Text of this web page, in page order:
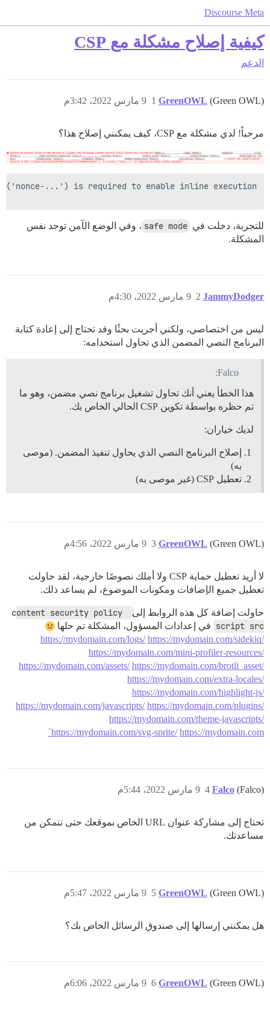
Discourse Meta
كيفية إصلاح مشكلة مع CSP
الدعم
GreenOWL (Green OWL) 9 مارس 2022، 3:42م 1
مرحباً! لدي مشكلة مع CSP، كيف يمكنني إصلاح هذا؟
للتجربة، دخلت في safe mode ، وفي الوضع الآمن توجد نفس
المشكلة.
JammyDodger 9 مارس 2022، 4:30م 2
ليس من اختصاصي، ولكني أجريت بحثًا وقد تحتاج إلى إعادة كتابة
البرنامج النصي المضمن الذي تحاول استخدامه:
Falco:
هذا الخطأ يعني أنك تحاول تشغيل برنامج نصي مضمن، وهو ما
تم حظره بواسطة تكوين CSP الحالي الخاص بك.
لديك خياران:
إصلاح البرنامج النصي الذي يحاول تنفيذ المضمن. (موصى
به)
تعطيل CSP (غير موصى به)
GreenOWL (Green OWL) 9 مارس 2022، 4:56م 3
لا أريد تعطيل حماية CSP ولا أملك نصوصًا خارجية، لقد حاولت
تعطيل جميع الإضافات ومكونات الموضوع، لم يساعد ذلك.
حاولت إضافة كل هذه الروابط إلى
content security policy
script src في إعدادات المسؤول، المشكلة تم حلها
https://mydomain.com/logs/ https://mydomain.com/sidekiq/
https://mydomain.com/mini-profiler-resources/
https://mydomain.com/assets/ https://mydomain.com/brotli_asset/
https://mydomain.com/extra-locales/
https://mydomain.com/highlight-js/
https://mydomain.com/javascripts/ https://mydomain.com/plugins/
https://mydomain.com/theme-javascripts/
https://mydomain.com/svg-sprite/ https://mydomain.com`
Falco (Falco) 9 مارس 2022، 5:44م 4
تحتاج إلى مشاركة عنوان URL الخاص بموقعك حتى نتمكن من
مساعدتك.
GreenOWL (Green OWL) 9 مارس 2022، 5:47م 5
هل يمكنني إرسالها إلى صندوق الرسائل الخاص بك؟
GreenOWL (Green OWL) 9 مارس 2022، 6:06م 6